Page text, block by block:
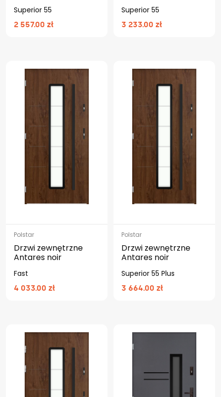
Superior 55
2 557.00 zł
Superior 55
3 233.00 zł
Polstar
Drzwi zewnętrzne
Antares noir
Fast
4 033.00 zł
Polstar
Drzwi zewnętrzne
Antares noir
Superior 55 Plus
3 664.00 zł